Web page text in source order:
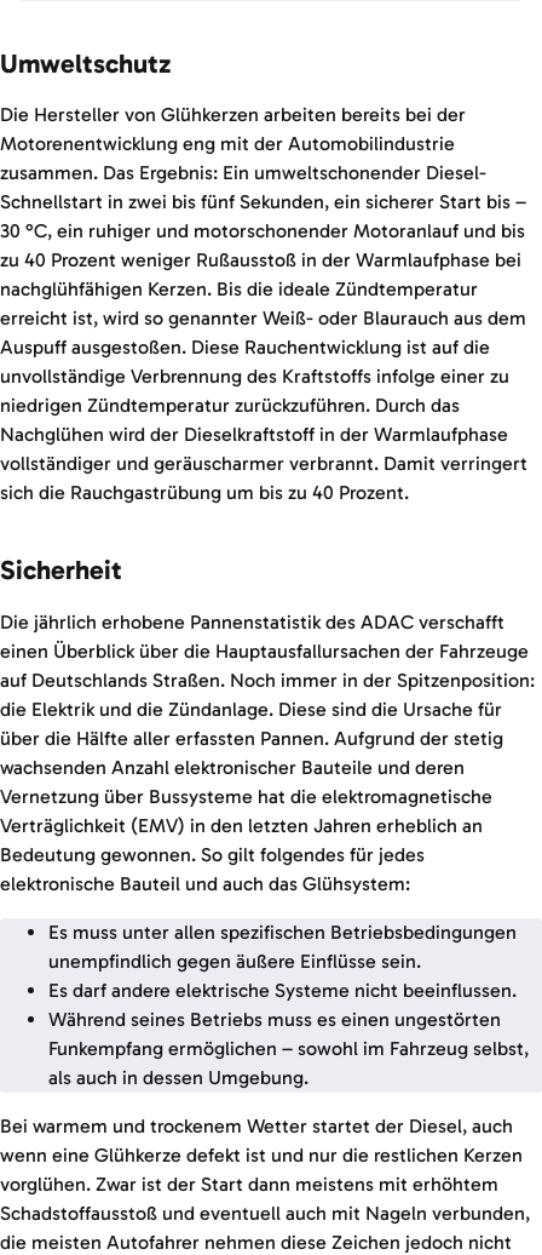
Umweltschutz
Die Hersteller von Glühkerzen arbeiten bereits bei der
Motorenentwicklung eng mit der Automobilindustrie
zusammen. Das Ergebnis: Ein umweltschonender Diesel-
Schnellstart in zwei bis fünf Sekunden, ein sicherer Start bis –
30 °C, ein ruhiger und motorschonender Motoranlauf und bis
zu 40 Prozent weniger Rußausstoß in der Warmlaufphase bei
nachglühfähigen Kerzen. Bis die ideale Zündtemperatur
erreicht ist, wird so genannter Weiß- oder Blaurauch aus dem
Auspuff ausgestoßen. Diese Rauchentwicklung ist auf die
unvollständige Verbrennung des Kraftstoffs infolge einer zu
niedrigen Zündtemperatur zurückzuführen. Durch das
Nachglühen wird der Dieselkraftstoff in der Warmlaufphase
vollständiger und geräuscharmer verbrannt. Damit verringert
sich die Rauchgastrübung um bis zu 40 Prozent.
Sicherheit
Die jährlich erhobene Pannenstatistik des ADAC verschafft
einen Überblick über die Hauptausfallursachen der Fahrzeuge
auf Deutschlands Straßen. Noch immer in der Spitzenposition:
die Elektrik und die Zündanlage. Diese sind die Ursache für
über die Hälfte aller erfassten Pannen. Aufgrund der stetig
wachsenden Anzahl elektronischer Bauteile und deren
Vernetzung über Bussysteme hat die elektromagnetische
Verträglichkeit (EMV) in den letzten Jahren erheblich an
Bedeutung gewonnen. So gilt folgendes für jedes
elektronische Bauteil und auch das Glühsystem:
Es muss unter allen spezifischen Betriebsbedingungen
unempfindlich gegen äußere Einflüsse sein.
Es darf andere elektrische Systeme nicht beeinflussen.
Während seines Betriebs muss es einen ungestörten
Funkempfang ermöglichen – sowohl im Fahrzeug selbst,
als auch in dessen Umgebung.
Bei warmem und trockenem Wetter startet der Diesel, auch
wenn eine Glühkerze defekt ist und nur die restlichen Kerzen
vorglühen. Zwar ist der Start dann meistens mit erhöhtem
Schadstoffausstoß und eventuell auch mit Nageln verbunden,
die meisten Autofahrer nehmen diese Zeichen jedoch nicht